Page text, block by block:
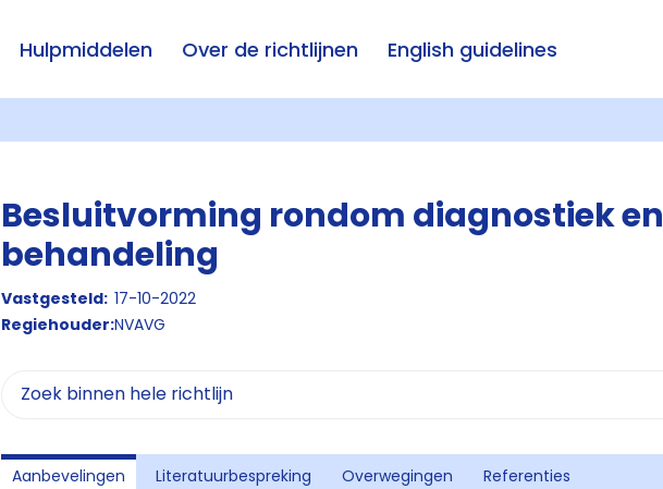
Hulpmiddelen Over de richtlijnen English guidelines
Besluitvorming rondom diagnostiek en
behandeling
Vastgesteld: 17-10-2022
Regiehouder:NVAVG
Aanbevelingen Literatuurbespreking Overwegingen Referenties